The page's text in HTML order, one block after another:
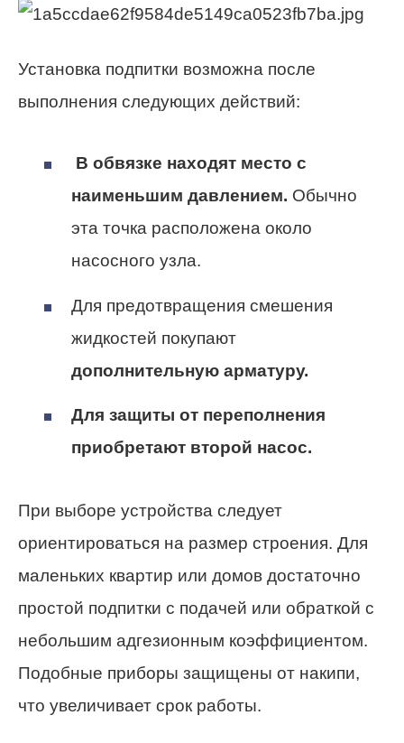
Установка подпитки возможна после
выполнения следующих действий:
В обвязке находят место с
наименьшим давлением. Обычно
эта точка расположена около
насосного узла.
Для предотвращения смешения
жидкостей покупают
дополнительную арматуру.
Для защиты от переполнения
приобретают второй насос.
При выборе устройства следует
ориентироваться на размер строения. Для
маленьких квартир или домов достаточно
простой подпитки с подачей или обраткой с
небольшим адгезионным коэффициентом.
Подобные приборы защищены от накипи,
что увеличивает срок работы.